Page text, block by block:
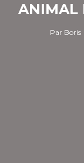
ANIMAL
Par Boris